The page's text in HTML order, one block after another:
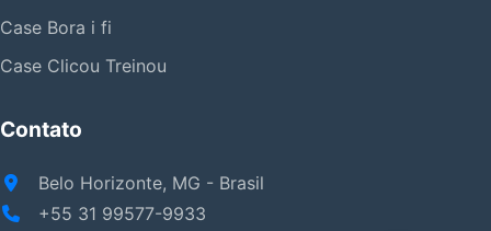
Case Bora i fi
Case Clicou Treinou
Contato
Belo Horizonte, MG - Brasil
+55 31 99577-9933